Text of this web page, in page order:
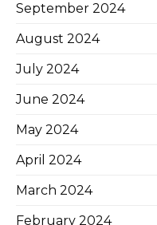
September 2024
August 2024
July 2024
June 2024
May 2024
April 2024
March 2024
February 2024